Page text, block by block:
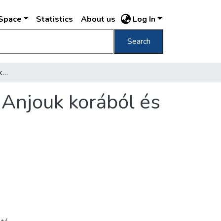
Statistics About us Log In
Search
Csúcsíves épületcsoport korai stylusban az Anjouk korából és a főkapu
korából és